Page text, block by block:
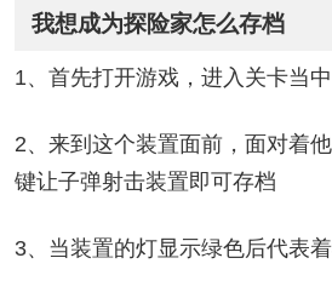
我想成为探险家怎么存档
1、首先打开游戏，进入关卡当中
2、来到这个装置面前，面对着
键让子弹射击装置即可存档
3、当装置的灯显示绿色后代表